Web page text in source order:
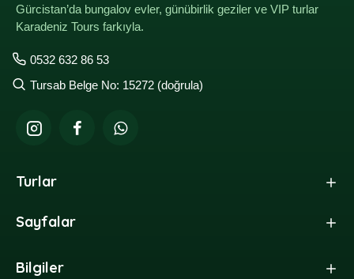
Gürcistan’da bungalov evler, günübirlik geziler ve VIP turlar
Karadeniz Tours farkıyla.
0532 632 86 53
Tursab Belge No: 15272 (doğrula)
Turlar
Sayfalar
Bilgiler